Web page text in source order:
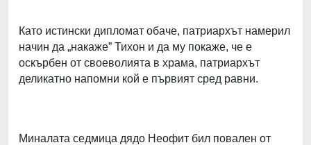
Като истински дипломат обаче, патриархът намерил
начин да „накаже” Тихон и да му покаже, че е
оскърбен от своеволията в храма, патриархът
деликатно напомни кой е първият сред равни.
Миналата седмица дядо Неофит бил повален от